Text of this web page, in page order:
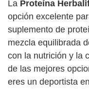
La Proteína
opción excelente
suplemento de
mezcla equilibrada
con la nutrición y la
de las mejores
eres un deportista